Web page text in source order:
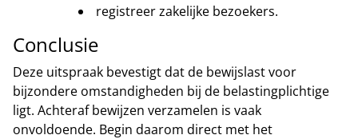
registreer zakelijke bezoekers.
Conclusie
Deze uitspraak bevestigt dat de bewijslast voor
bijzondere omstandigheden bij de belastingplichtige
ligt. Achteraf bewijzen verzamelen is vaak
onvoldoende. Begin daarom direct met het